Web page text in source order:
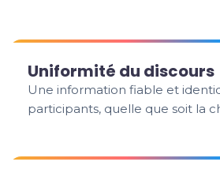
Uniformité du discours
Une information fiable et
participants, quelle que soit la